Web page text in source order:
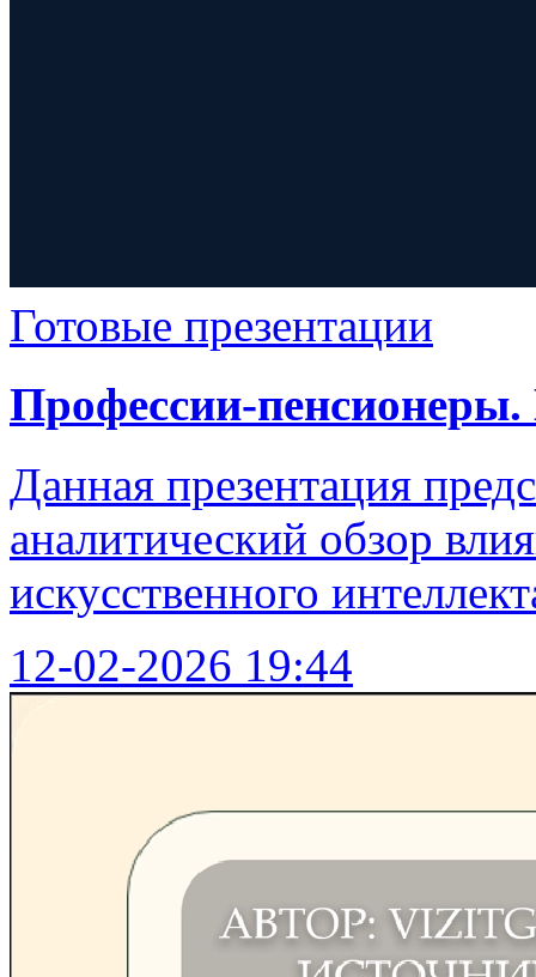
Готовые презентации
Профессии-
Данная презентация
аналитический обзор
искусственного
12-02-2026 19:44